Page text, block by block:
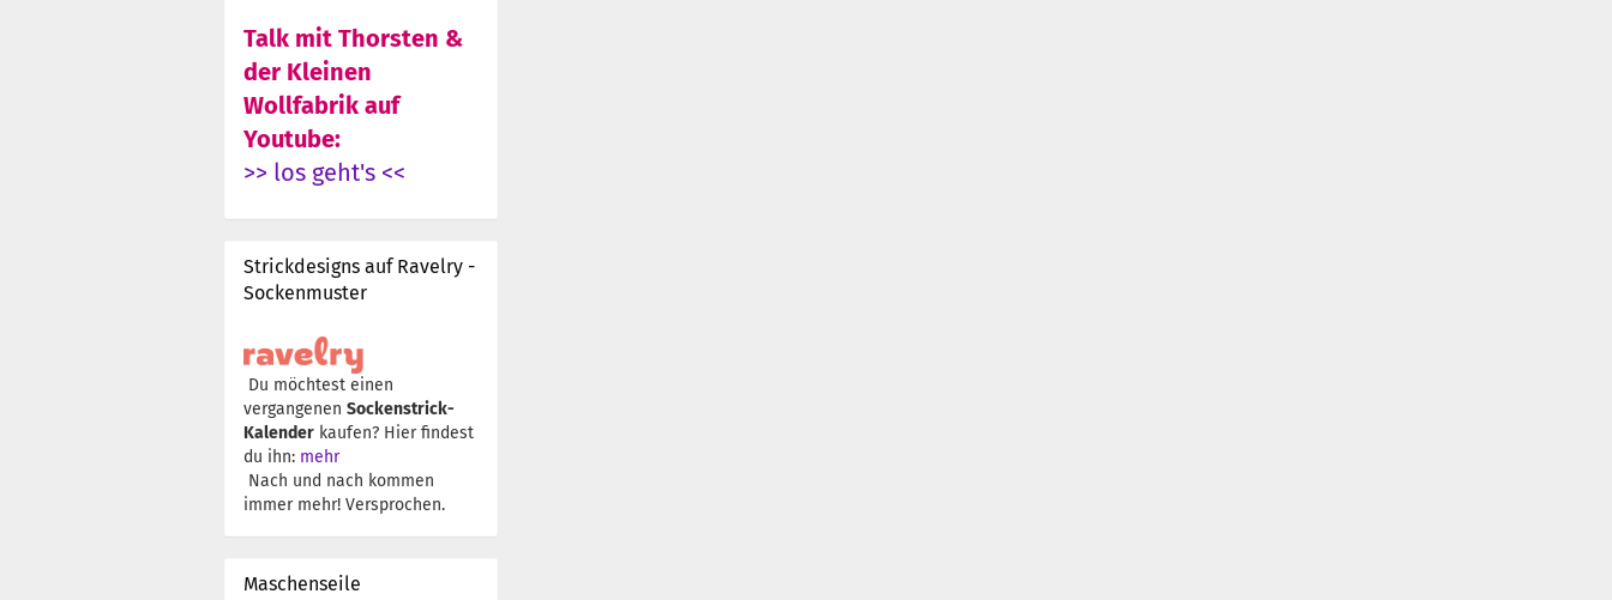
Talk mit Thorsten &
der Kleinen
Wollfabrik auf
Youtube:
>> los geht's <<
Strickdesigns auf Ravelry -
Sockenmuster
Du möchtest einen
vergangenen Sockenstrick-
Kalender kaufen? Hier findest
du ihn: mehr
Nach und nach kommen
immer mehr! Versprochen.
Maschenseile